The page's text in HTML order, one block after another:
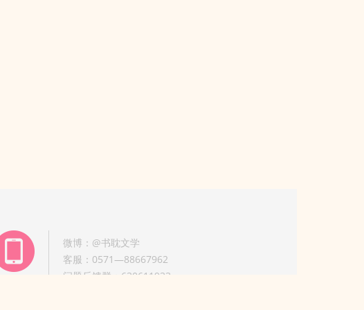
微博：@书耽文学
客服：0571—88667962
问题反馈群：630611933